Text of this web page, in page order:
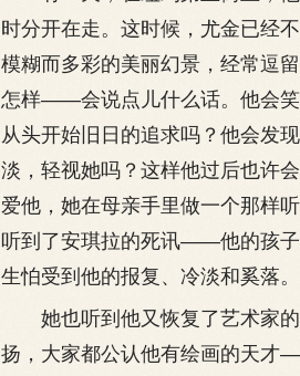
时分开在走。这时候，尤金已经
模糊而多彩的美丽幻景，经常逗
怎样——会说点儿什么话。他会
从头开始旧日的追求吗？他会发
淡，轻视她吗？这样他过后也许
爱他，她在母亲手里做一个那样
听到了安琪拉的死讯——他的孩
生怕受到他的报复、冷淡和奚落。
她也听到他又恢复了艺术家的
扬，大家都公认他有绘画的天才